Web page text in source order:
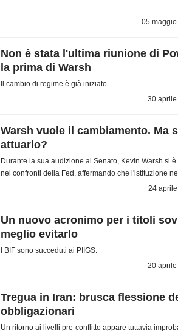
05
Non è stata l'ultima riunione di
la prima di Warsh
Il cambio di regime è già iniziato.
30
Warsh vuole il cambiamento. Ma
attuarlo?
Durante la sua audizione al Senato, Kevin Warsh si
nei confronti della Fed, affermando che l'istituzione
24
Un nuovo acronimo per i titoli
meglio evitarlo
I BIF sono succeduti ai PIIGS.
20
Tregua in Iran: brusca flessione
obbligazionari
Un ritorno ai livelli pre-conflitto appare tuttavia